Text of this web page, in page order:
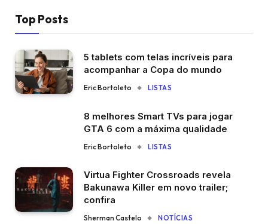
Top Posts
5 tablets com telas incríveis para
acompanhar a Copa do mundo
Eric Bortoleto LISTAS
8 melhores Smart TVs para jogar
GTA 6 com a máxima qualidade
Eric Bortoleto LISTAS
Virtua Fighter Crossroads revela
Bakunawa Killer em novo trailer;
confira
Sherman Castelo NOTÍCIAS